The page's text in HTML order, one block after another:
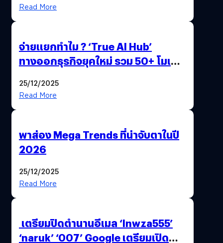
Read More
จ่ายแยกทำไม ? ‘True AI Hub’
ทางออกธุรกิจยุคใหม่ รวม 50+ โมเดล
25/12/2025
Read More
พาส่อง Mega Trends ที่น่าจับตาในปี
2026
25/12/2025
Read More
เตรียมปิดตำนานอีเมล ‘lnwza555’
‘naruk’ ‘007’ Google เตรียมเปิด